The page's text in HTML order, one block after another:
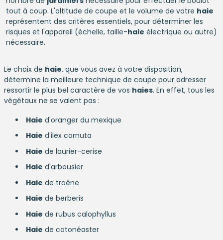
tout à coup. L'altitude de coupe et le volume de votre haie
représentent des critères essentiels, pour déterminer les
risques et l'appareil (échelle, taille-haie électrique ou autre)
nécessaire.
Le choix de haie, que vous avez à votre disposition,
détermine la meilleure technique de coupe pour adresser
ressortir le plus bel caractère de vos haies. En effet, tous les
végétaux ne se valent pas :
Haie d'oranger du mexique
Haie d'ilex cornuta
Haie de laurier-cerise
Haie d'arbousier
Haie de troène
Haie de berberis
Haie de rubus calophyllus
Haie de cotonéaster